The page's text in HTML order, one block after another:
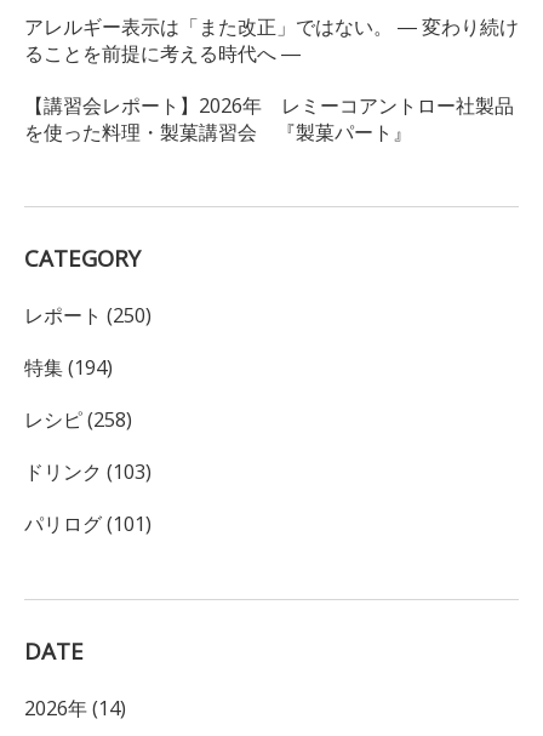
アレルギー表示は「また改正」ではない。 ― 変わり続け
ることを前提に考える時代へ ―
【講習会レポート】2026年 レミーコアントロー社製品
を使った料理・製菓講習会 『製菓パート』
CATEGORY
レポート (250)
特集 (194)
レシピ (258)
ドリンク (103)
パリログ (101)
DATE
2026年 (14)